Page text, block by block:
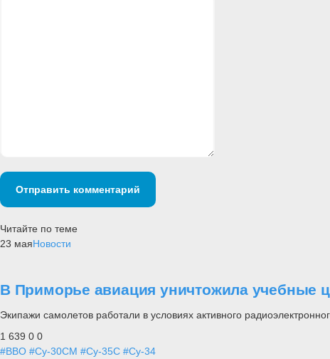
Отправить комментарий
Читайте по теме
23 маяНовости
В Приморье авиация уничтожила учебные
Экипажи самолетов работали в условиях активного
1 639 0 0
#ВВО #Су-30СМ #Су-35С #Су-34